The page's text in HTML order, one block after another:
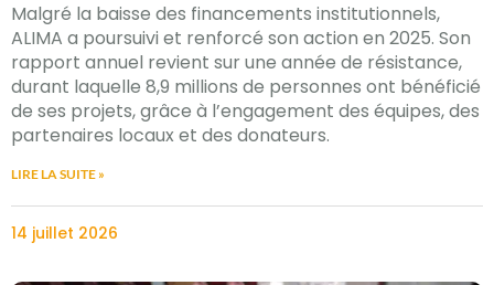
Malgré la baisse des financements institutionnels,
ALIMA a poursuivi et renforcé son action en 2025. Son
rapport annuel revient sur une année de résistance,
durant laquelle 8,9 millions de personnes ont bénéficié
de ses projets, grâce à l’engagement des équipes, des
partenaires locaux et des donateurs.
LIRE LA SUITE »
14 juillet 2026